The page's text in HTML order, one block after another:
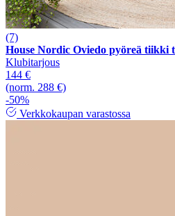
(7)
House Nordic Oviedo pyöreä tiikki
Klubitarjous
144 €
(norm. 288 €)
-50%
Verkkokaupan varastossa